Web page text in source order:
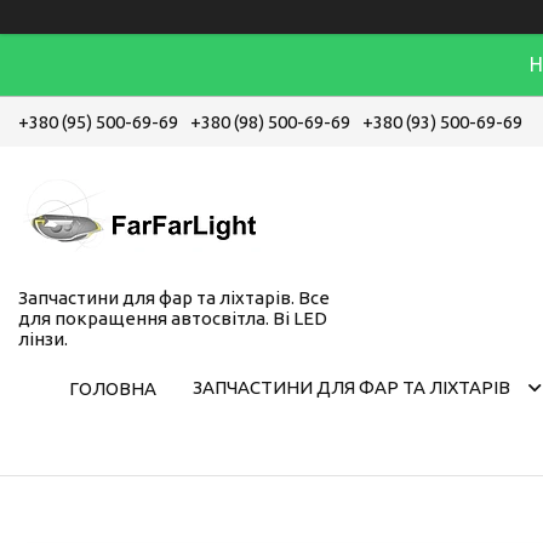
+380 (95) 500-69-69 +380 (98) 500-69-69 +380 (93) 500-69-69
Запчастини для фар та ліхтарів. Все
для покращення автосвітла. Bi LED
лінзи.
ГОЛОВНА ЗАПЧАСТИНИ ДЛЯ ФАР ТА ЛІХТАРІВ